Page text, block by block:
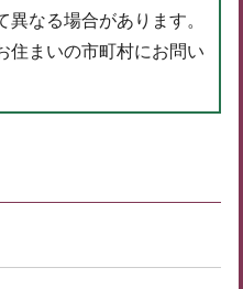
なる場合があります。
住まいの市町村にお問い